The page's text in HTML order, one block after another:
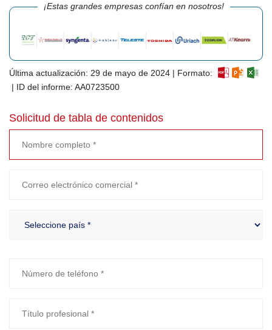
¡Estas grandes empresas confían en nosotros!
Última actualización: 29 de mayo de 2024 | Formato:
| ID del informe: AA0723500
Solicitud de tabla de contenidos